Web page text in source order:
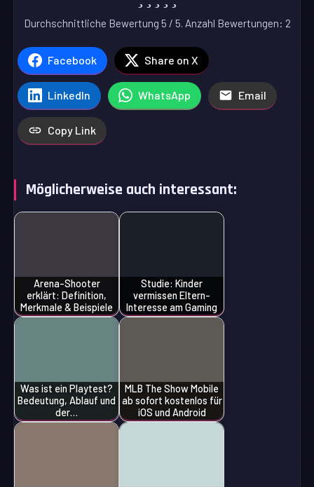
Durchschnittliche Bewertung 5 / 5. Anzahl Bewertungen: 2
Facebook Share on X
LinkedIn WhatsApp Email
Copy Link
Möglicherweise auch interessant:
Arena-Shooter
erklärt: Definition,
Merkmale & Beispiele
Studie: Kinder
vermissen Eltern-
Interesse am Gaming
Was ist ein Playtest?
Bedeutung, Ablauf und
der…
MLB The Show Mobile
ab sofort kostenlos für
iOS und Android